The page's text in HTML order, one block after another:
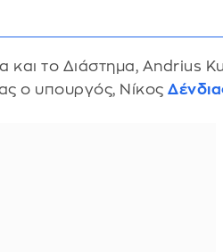
και το Διάστημα, Andrius
ο υπουργός, Νίκος